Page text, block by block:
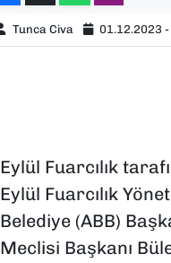
Tunca Civa 01.12.2023
Eylül Fuarcılık
Eylül Fuarcılık
Belediye (ABB)
Meclisi Başkanı